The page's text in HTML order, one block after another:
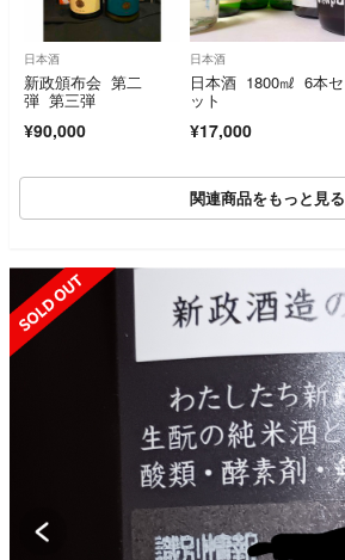
日本酒
新政頒布会 第二
弾 第三弾
¥90,000
日本酒
日本酒 1800㎖ 6本セ
ット
¥17,000
関連商品をもっと見る